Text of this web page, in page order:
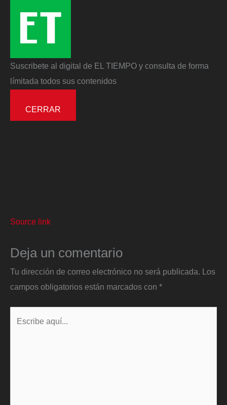
Suscribete al digital de EL TIEMPO y consulta de forma
límitada todos sus contenidos
CERRAR
Source link
Deja un comentario
Tu dirección de correo electrónico no será publicada. Los
campos obligatorios están marcados con *